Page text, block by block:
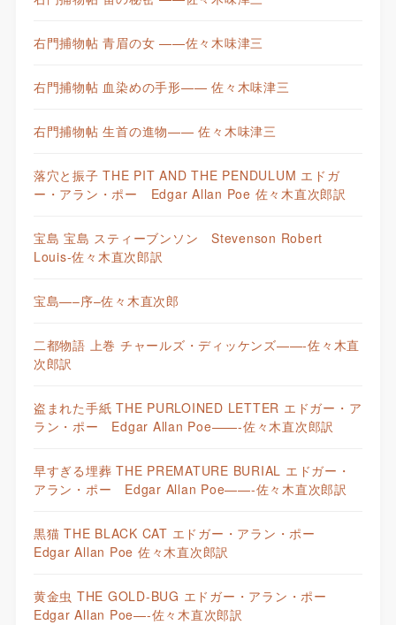
右門捕物帖 青眉の女 ——佐々木味津三
右門捕物帖 血染めの手形—— 佐々木味津三
右門捕物帖 生首の進物—— 佐々木味津三
落穴と振子 THE PIT AND THE PENDULUM エドガ
ー・アラン・ポー Edgar Allan Poe 佐々木直次郎訳
宝島 宝島 スティーブンソン Stevenson Robert
Louis-佐々木直次郎訳
宝島—–序–佐々木直次郎
二都物語 上巻 チャールズ・ディッケンズ——-佐々木直
次郎訳
盗まれた手紙 THE PURLOINED LETTER エドガー・ア
ラン・ポー Edgar Allan Poe——-佐々木直次郎訳
早すぎる埋葬 THE PREMATURE BURIAL エドガー・
アラン・ポー Edgar Allan Poe——-佐々木直次郎訳
黒猫 THE BLACK CAT エドガー・アラン・ポー
Edgar Allan Poe 佐々木直次郎訳
黄金虫 THE GOLD-BUG エドガー・アラン・ポー
Edgar Allan Poe—-佐々木直次郎訳